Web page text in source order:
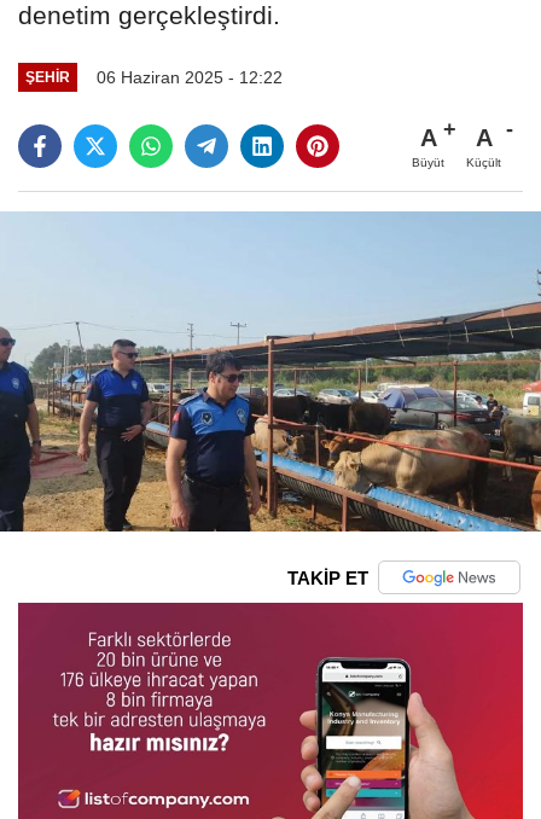
denetim gerçekleştirdi.
ŞEHIR 06 Haziran 2025 - 12:22
A
Büyüt
A
Küçült
TAKİP ET